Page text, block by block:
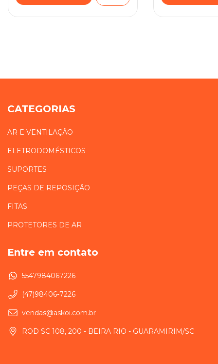
CATEGORIAS
AR E VENTILAÇÃO
ELETRODOMÉSTICOS
SUPORTES
PEÇAS DE REPOSIÇÃO
FITAS
PROTETORES DE AR
Entre em contato
5547984067226
(47)98406-7226
vendas@askoi.com.br
ROD SC 108, 200 - BEIRA RIO - GUARAMIRIM/SC